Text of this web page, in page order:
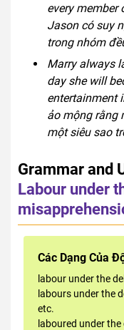
every member
Jason có suy
trong nhóm
Marry always
day she will
entertainment
ảo mộng rằng
một siêu sao
Grammar and
Labour under
Các Dạng Của
labour under the
labours under the
etc.
laboured under